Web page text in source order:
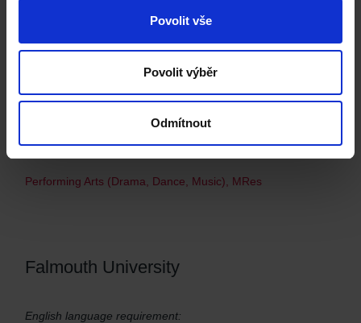
Povolit vše
Povolit výběr
Odmítnout
University of Lincoln
English language requirement:
IELTS / CAE
Performing Arts (Drama, Dance, Music), MRes
Falmouth University
English language requirement: